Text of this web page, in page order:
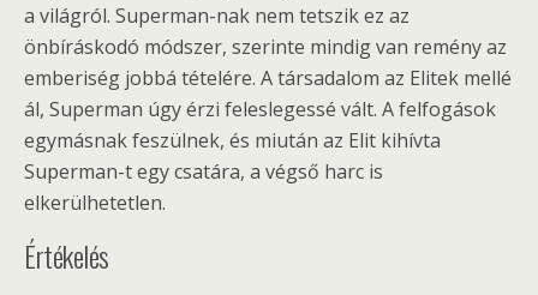
a világról. Superman-nak nem tetszik ez az
önbíráskodó módszer, szerinte mindig van remény az
emberiség jobbá tételére. A társadalom az Elitek mellé
ál, Superman úgy érzi feleslegessé vált. A felfogások
egymásnak feszülnek, és miután az Elit kihívta
Superman-t egy csatára, a végső harc is
elkerülhetetlen.
Értékelés